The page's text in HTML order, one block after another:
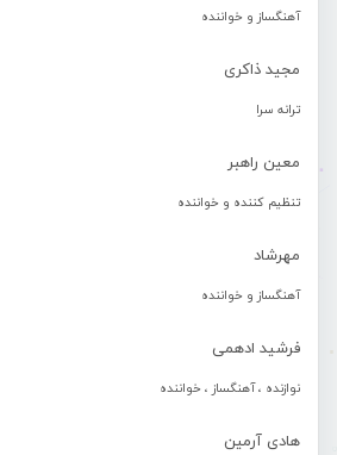
آهنگساز و خواننده
مجید ذاکری
ترانه سرا
معین راهبر
تنظیم کننده و خواننده
مهرشاد
آهنگساز و خواننده
فرشید ادهمی
نوازنده ، آهنگساز ، خواننده
هادی آرمین